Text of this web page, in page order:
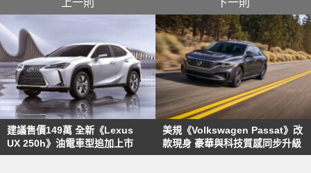
上一則
建議售價149萬 全新《Lexus
UX 250h》油電車型追加上市
下一則
美規《Volkswagen Passat》改
款現身 豪華與科技質感同步升級